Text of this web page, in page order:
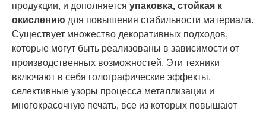
продукции, и дополняется упаковка, стойкая к
окислению для повышения стабильности материала.
Существует множество декоративных подходов,
которые могут быть реализованы в зависимости от
производственных возможностей. Эти техники
включают в себя голографические эффекты,
селективные узоры процесса металлизации и
многокрасочную печать, все из которых повышают